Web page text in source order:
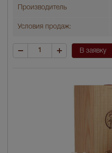
Производитель
Условия продаж:
В заявку